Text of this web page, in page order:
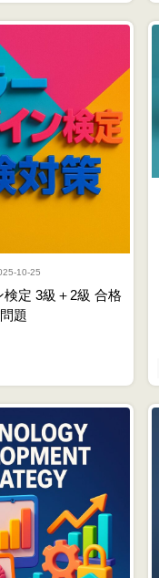
10-25
検定 3級＋2級 合格
題